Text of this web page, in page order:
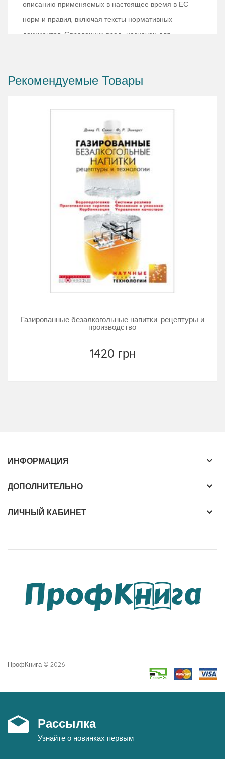
описанию применяемых в настоящее время в ЕС
норм и правил, включая тексты нормативных
документов. Справочник пред¬назначен для
Рекомендуемые Товары
Газированные безалкогольные напитки: рецептуры и
производство
1420 грн
ИНФОРМАЦИЯ
ДОПОЛНИТЕЛЬНО
ЛИЧНЫЙ КАБИНЕТ
ПрофКнига © 2026
Рассылка
Узнайте о новинках первым